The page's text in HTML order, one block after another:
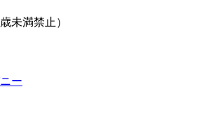
未満禁止）
ー